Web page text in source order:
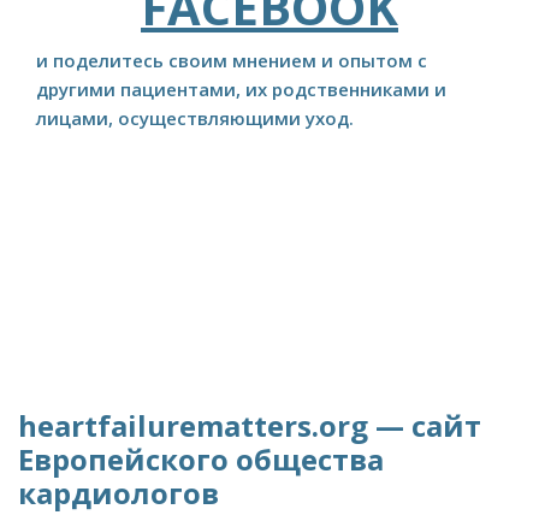
и поделитесь своим мнением и опытом с
другими пациентами, их родственниками и
лицами, осуществляющими уход.
heartfailurematters.org — сайт
Европейского общества
кардиологов